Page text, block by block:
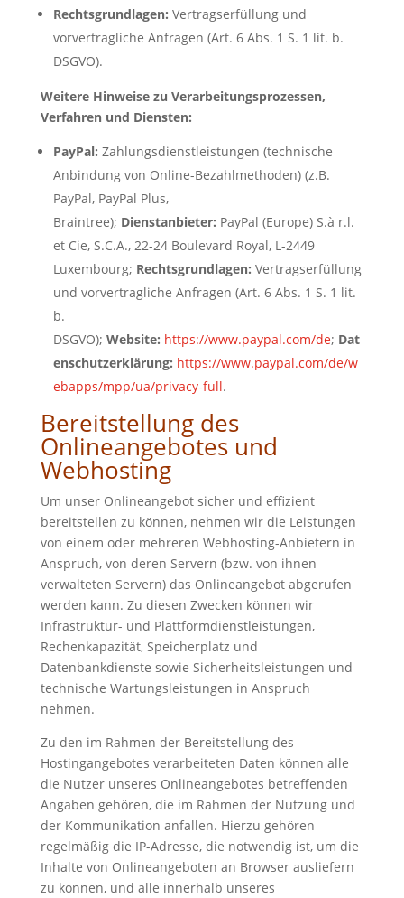
Rechtsgrundlagen: Vertragserfüllung und
vorvertragliche Anfragen (Art. 6 Abs. 1 S. 1 lit. b.
DSGVO).
Weitere Hinweise zu Verarbeitungsprozessen,
Verfahren und Diensten:
PayPal: Zahlungsdienstleistungen (technische
Anbindung von Online-Bezahlmethoden) (z.B.
PayPal, PayPal Plus,
Braintree); Dienstanbieter: PayPal (Europe) S.à r.l.
et Cie, S.C.A., 22-24 Boulevard Royal, L-2449
Luxembourg; Rechtsgrundlagen: Vertragserfüllung
und vorvertragliche Anfragen (Art. 6 Abs. 1 S. 1 lit.
b.
DSGVO); Website: https://www.paypal.com/de; Dat
enschutzerklärung: https://www.paypal.com/de/w
ebapps/mpp/ua/privacy-full.
Bereitstellung des
Onlineangebotes und
Webhosting
Um unser Onlineangebot sicher und effizient
bereitstellen zu können, nehmen wir die Leistungen
von einem oder mehreren Webhosting-Anbietern in
Anspruch, von deren Servern (bzw. von ihnen
verwalteten Servern) das Onlineangebot abgerufen
werden kann. Zu diesen Zwecken können wir
Infrastruktur- und Plattformdienstleistungen,
Rechenkapazität, Speicherplatz und
Datenbankdienste sowie Sicherheitsleistungen und
technische Wartungsleistungen in Anspruch
nehmen.
Zu den im Rahmen der Bereitstellung des
Hostingangebotes verarbeiteten Daten können alle
die Nutzer unseres Onlineangebotes betreffenden
Angaben gehören, die im Rahmen der Nutzung und
der Kommunikation anfallen. Hierzu gehören
regelmäßig die IP-Adresse, die notwendig ist, um die
Inhalte von Onlineangeboten an Browser ausliefern
zu können, und alle innerhalb unseres